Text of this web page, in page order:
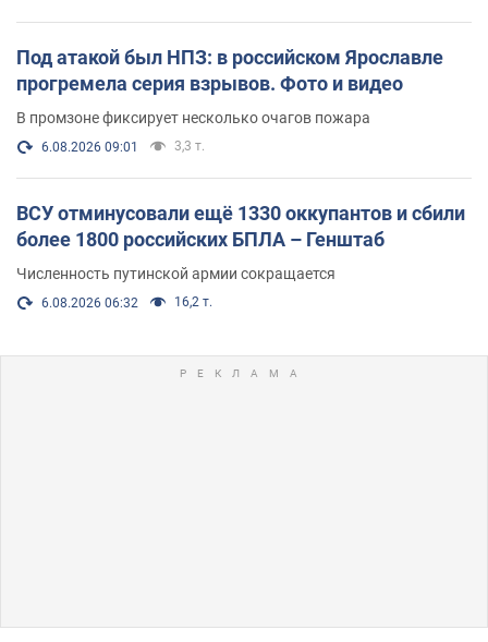
Под атакой был НПЗ: в российском Ярославле
прогремела серия взрывов. Фото и видео
В промзоне фиксирует несколько очагов пожара
6.08.2026 09:01 3,3 т.
ВСУ отминусовали ещё 1330 оккупантов и сбили
более 1800 российских БПЛА – Генштаб
Численность путинской армии сокращается
6.08.2026 06:32 16,2 т.